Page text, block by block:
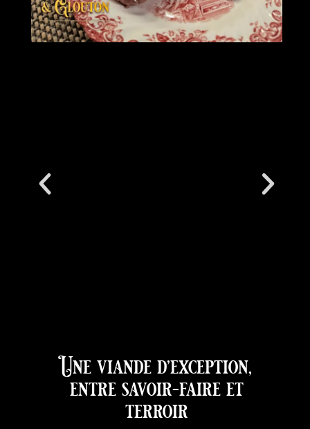
Une viande d’exception,
entre savoir-faire et
terroir